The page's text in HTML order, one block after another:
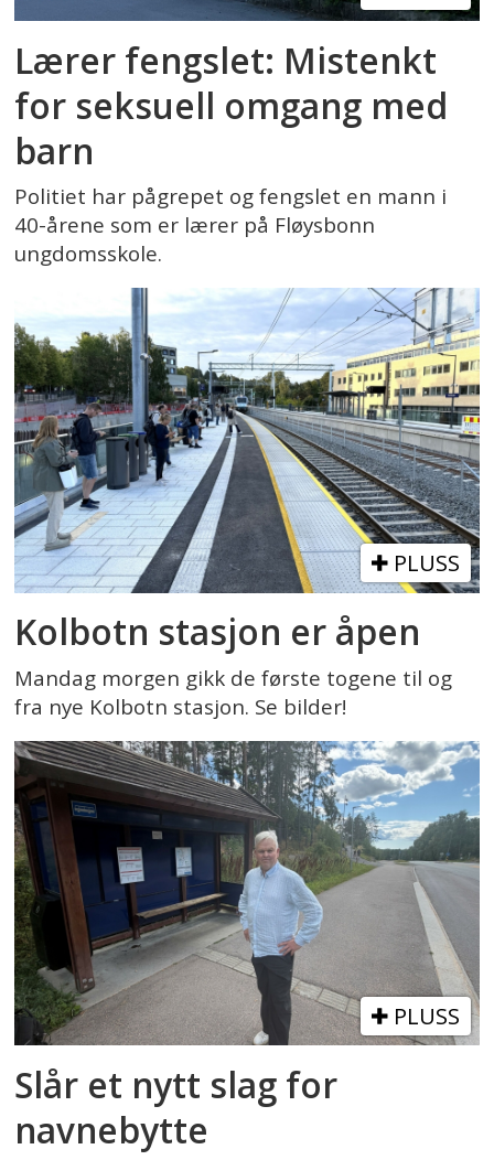
Lærer fengslet: Mistenkt
for seksuell omgang med
barn
Politiet har pågrepet og fengslet en mann i
40-årene som er lærer på Fløysbonn
ungdomsskole.
PLUSS
Kolbotn stasjon er åpen
Mandag morgen gikk de første togene til og
fra nye Kolbotn stasjon. Se bilder!
PLUSS
Slår et nytt slag for
navnebytte